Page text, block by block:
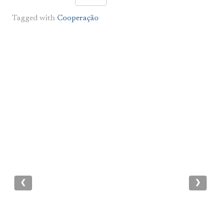
Tagged with Cooperação
❮ ❯